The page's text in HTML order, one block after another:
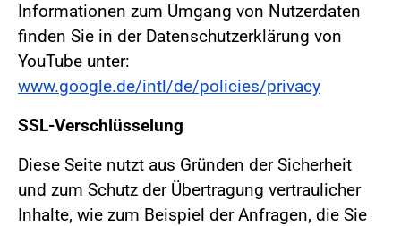
Informationen zum Umgang von Nutzerdaten
finden Sie in der Datenschutzerklärung von
YouTube unter:
www.google.de/intl/de/policies/privacy
SSL-Verschlüsselung
Diese Seite nutzt aus Gründen der Sicherheit
und zum Schutz der Übertragung vertraulicher
Inhalte, wie zum Beispiel der Anfragen, die Sie